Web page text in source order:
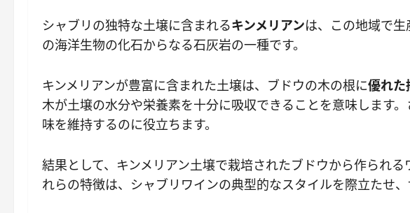
シャブリの独特な土壌に含まれるキンメリアンは、この地域で
の海洋生物の化石からなる石灰岩の一種です。
キンメリアンが豊富に含まれた土壌は、ブドウの木の根に優れた
木が土壌の水分や栄養素を十分に吸収できることを意味します
味を維持するのに役立ちます。
結果として、キンメリアン土壌で栽培されたブドウから作られる
れらの特徴は、シャブリワインの典型的なスタイルを際立たせ